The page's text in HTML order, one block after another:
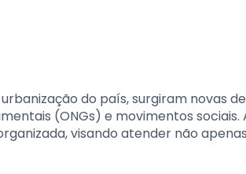
do país, surgiram novas
(ONGs) e movimentos sociais.
visando atender não